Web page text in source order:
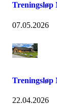
Treningsløp
07.05.2026
Treningsløp
22.04.2026